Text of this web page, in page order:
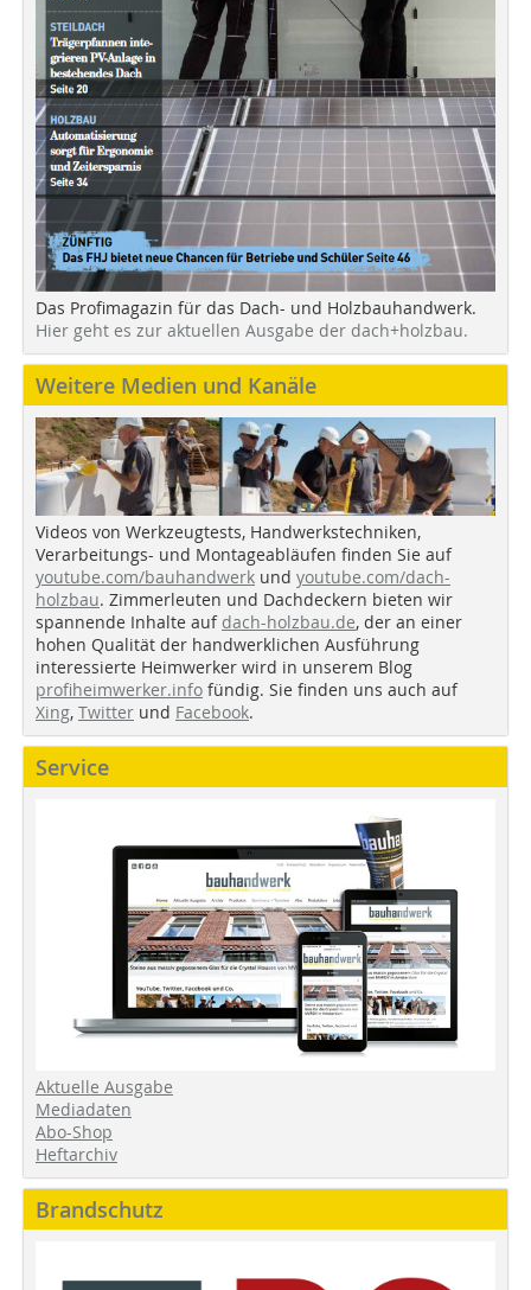
Das Profimagazin für das Dach- und Holzbauhandwerk.
Hier geht es zur aktuellen Ausgabe der dach+holzbau.
Weitere Medien und Kanäle
Videos von Werkzeugtests, Handwerkstechniken,
Verarbeitungs- und Montageabläufen finden Sie auf
youtube.com/bauhandwerk und youtube.com/dach-
holzbau. Zimmerleuten und Dachdeckern bieten wir
spannende Inhalte auf dach-holzbau.de, der an einer
hohen Qualität der handwerklichen Ausführung
interessierte Heimwerker wird in unserem Blog
profiheimwerker.info fündig. Sie finden uns auch auf
Xing, Twitter und Facebook.
Service
Aktuelle Ausgabe
Mediadaten
Abo-Shop
Heftarchiv
Brandschutz